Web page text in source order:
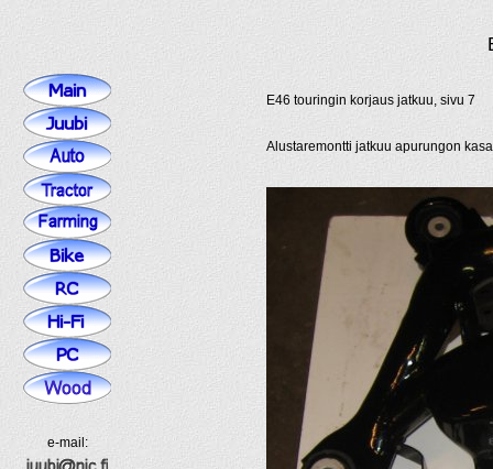
e-mail:
E46 touringin korjaus jatkuu, sivu 7
Alustaremontti jatkuu apurungon